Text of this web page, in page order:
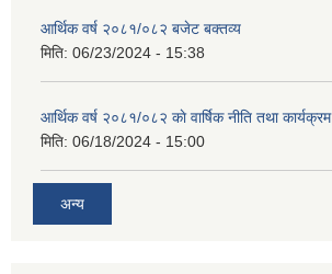
आर्थिक वर्ष २०८१/०८२ बजेट बक्तव्य
मिति: 06/23/2024 - 15:38
आर्थिक वर्ष २०८१/०८२ काे वार्षिक नीति तथा कार्यक्रम
मिति: 06/18/2024 - 15:00
अन्य